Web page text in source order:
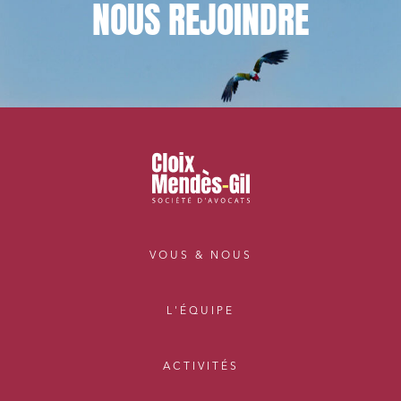
NOUSREJOINDRE
VOUS & NOUS
L'ÉQUIPE
ACTIVITÉS